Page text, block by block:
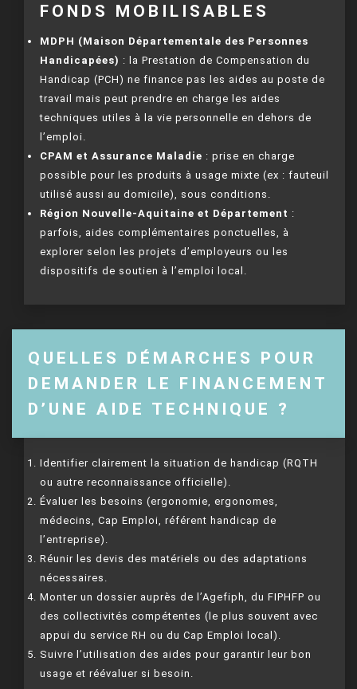
FONDS MOBILISABLES
MDPH (Maison Départementale des Personnes
Handicapées) : la Prestation de Compensation du
Handicap (PCH) ne finance pas les aides au poste de
travail mais peut prendre en charge les aides
techniques utiles à la vie personnelle en dehors de
l’emploi.
CPAM et Assurance Maladie : prise en charge
possible pour les produits à usage mixte (ex : fauteuil
utilisé aussi au domicile), sous conditions.
Région Nouvelle-Aquitaine et Département :
parfois, aides complémentaires ponctuelles, à
explorer selon les projets d’employeurs ou les
dispositifs de soutien à l’emploi local.
QUELLES DÉMARCHES POUR
DEMANDER LE FINANCEMENT
D’UNE AIDE TECHNIQUE ?
Identifier clairement la situation de handicap (RQTH
ou autre reconnaissance officielle).
Évaluer les besoins (ergonomie, ergonomes,
médecins, Cap Emploi, référent handicap de
l’entreprise).
Réunir les devis des matériels ou des adaptations
nécessaires.
Monter un dossier auprès de l’Agefiph, du FIPHFP ou
des collectivités compétentes (le plus souvent avec
appui du service RH ou du Cap Emploi local).
Suivre l’utilisation des aides pour garantir leur bon
usage et réévaluer si besoin.